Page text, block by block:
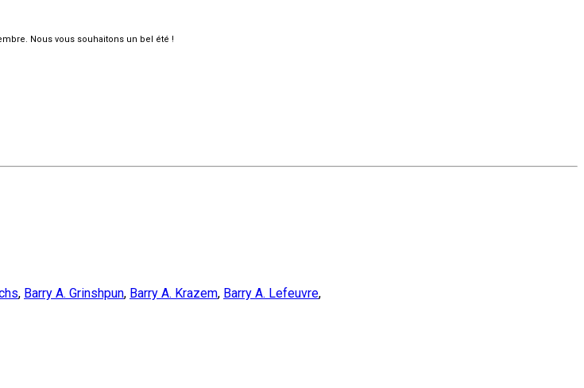
Nous vous souhaitons un bel été !
, Barry A. Grinshpun, Barry A. Krazem, Barry A. Lefeuvre,